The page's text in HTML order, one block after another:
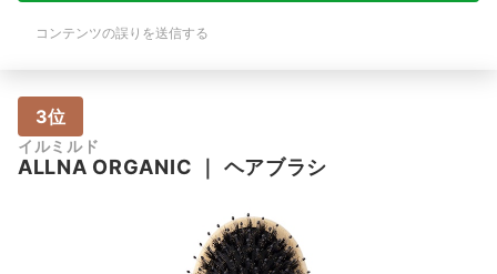
コンテンツの誤りを送信する
3位
イルミルド
ALLNA ORGANIC ヘアブラシ